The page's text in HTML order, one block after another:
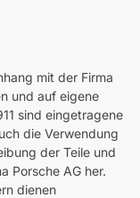
mit der Firma
und auf eigene
sind eingetragene
die Verwendung
der Teile und
Porsche AG her.
dienen